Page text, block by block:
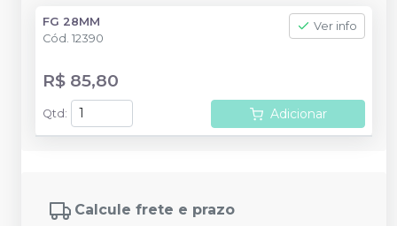
FG 28MM
Cód. 12390
Ver info
R$ 85,80
Qtd : Adicionar
Calcule frete e prazo